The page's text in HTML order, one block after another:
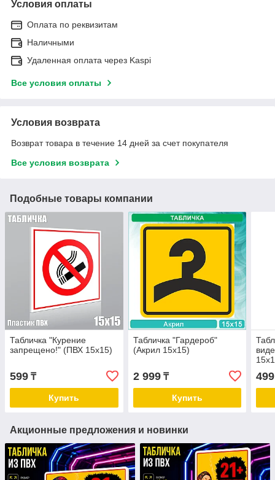
Условия оплаты
Оплата по реквизитам
Наличными
Удаленная оплата через Kaspi
Все условия оплаты
Условия возврата
Возврат товара в течение 14 дней за счет покупателя
Все условия возврата
Подобные товары компании
Табличка "Курение
запрещено!" (ПВХ 15х15)
599 ₸
Купить
Табличка "Гардероб"
(Акрил 15x15)
2 999₸
Купить
499
Акционные предложения и новинки